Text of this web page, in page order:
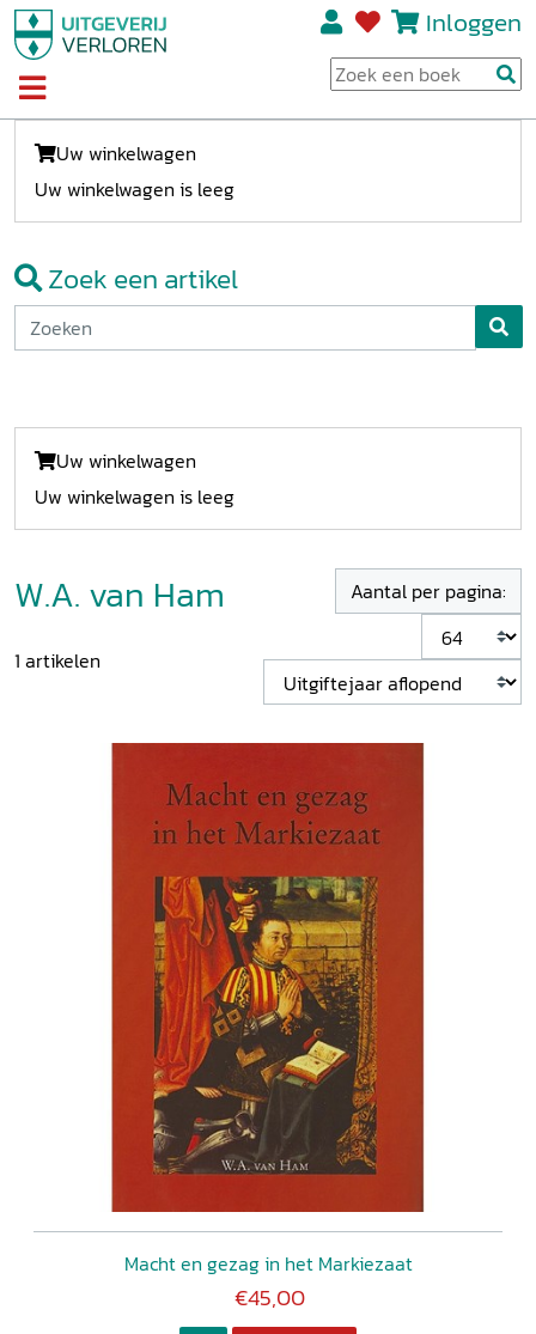
Inloggen
Uw winkelwagen
Uw winkelwagen is leeg
Zoek een artikel
Uw winkelwagen
Uw winkelwagen is leeg
W.A. van Ham
1 artikelen
Aantal per pagina:
Macht en gezag in het Markiezaat
€45,00